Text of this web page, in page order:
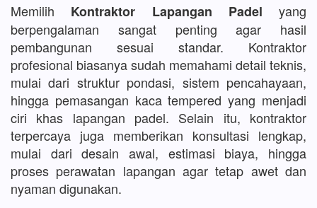
Memilih Kontraktor Lapangan Padel yang
berpengalaman sangat penting agar hasil
pembangunan sesuai standar. Kontraktor
profesional biasanya sudah memahami detail teknis,
mulai dari struktur pondasi, sistem pencahayaan,
hingga pemasangan kaca tempered yang menjadi
ciri khas lapangan padel. Selain itu, kontraktor
terpercaya juga memberikan konsultasi lengkap,
mulai dari desain awal, estimasi biaya, hingga
proses perawatan lapangan agar tetap awet dan
nyaman digunakan.